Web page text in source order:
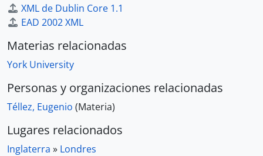
XML de Dublin Core 1.1
EAD 2002 XML
Materias relacionadas
York University
Personas y organizaciones relacionadas
Téllez, Eugenio (Materia)
Lugares relacionados
Inglaterra » Londres